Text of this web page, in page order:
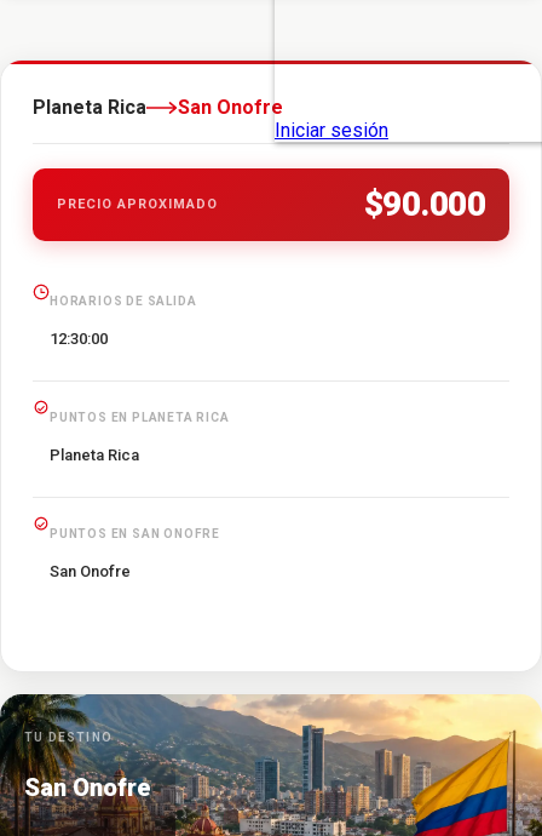
Planeta Rica San Onofre
PRECIO APROXIMADO $90.000
HORARIOS DE SALIDA
12:30:00
PUNTOS EN PLANETA RICA
Planeta Rica
PUNTOS EN SAN ONOFRE
San Onofre
TU DESTINO
San Onofre